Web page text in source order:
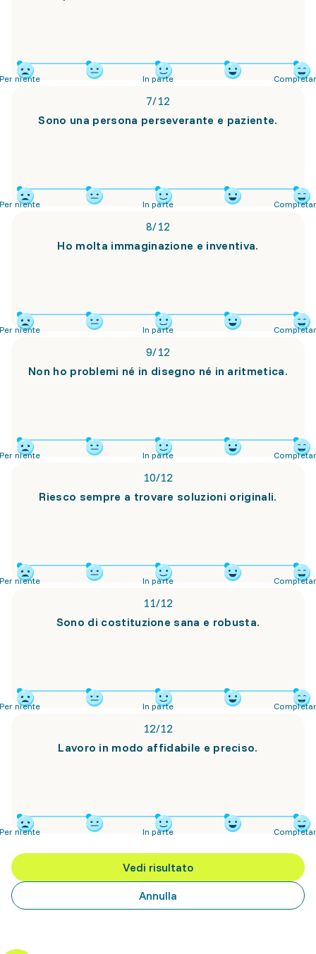
niente In parte
7/12
Sono una persona perseverante e paziente.
niente In parte
8/12
Ho molta immaginazione e inventiva.
niente In parte
9/12
Non ho problemi né in disegno né in aritmetica.
niente In parte
10/12
Riesco sempre a trovare soluzioni originali.
niente In parte
11/12
Sono di costituzione sana e robusta.
niente In parte
12/12
Lavoro in modo affidabile e preciso.
niente In parte
Vedi risultato
Annulla